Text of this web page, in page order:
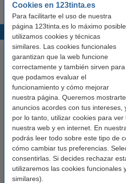
Cookies en 123tinta.es
Para facilitarte el uso de nuestra
página 123tinta.es lo máximo posible,
utilizamos cookies y técnicas
similares. Las cookies funcionales
garantizan que la web funcione
correctamente y también sirven para
que podamos evaluar el
funcionamiento y cómo mejorar
nuestra página. Queremos mostrarte
anuncios acordes con tus intereses,
por lo tanto, utilizar cookies para
nuestra web y en internet. En
podrás leer todo sobre este tipo de
cómo cambiar tus preferencias.
consentirlas. Si decides rechazar
utilizaremos las cookies funcionales
similares).
Productos
123tinta Papel fotográfico
Premium Glossy brillo alto | 10 x
15 cm | 260g | 100 hojas
10,50 € Incl. 21% IVA